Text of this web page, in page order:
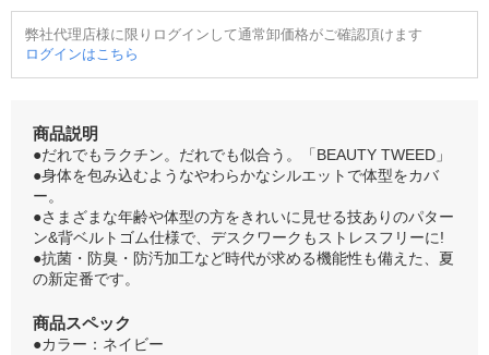
弊社代理店様に限りログインして通常卸価格がご確認頂けます
ログインはこちら
商品説明
●だれでもラクチン。だれでも似合う。「BEAUTY TWEED」
●身体を包み込むようなやわらかなシルエットで体型をカバ
ー。
●さまざまな年齢や体型の方をきれいに見せる技ありのパター
ン&背ベルトゴム仕様で、デスクワークもストレスフリーに!
●抗菌・防臭・防汚加工など時代が求める機能性も備えた、夏
の新定番です。
商品スペック
●カラー：ネイビー